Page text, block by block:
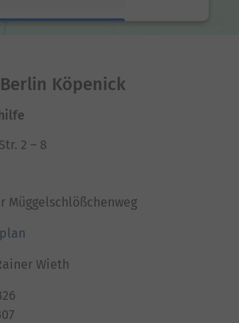
Platform
Köpenick
2 – 8
Müggelschlößchenweg
Wieth